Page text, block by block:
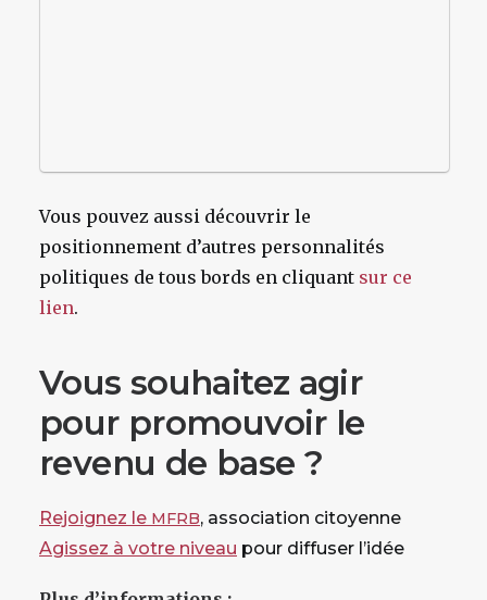
Vous pouvez aussi découvrir le
positionnement d’autres personnalités
politiques de tous bords en cliquant sur ce
lien.
Vous souhaitez agir
pour promouvoir le
revenu de base ?
Rejoignez le MFRB, association citoyenne
Agissez à votre niveau pour diffuser l’idée